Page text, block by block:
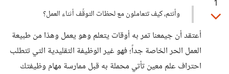
1
وأنتم، كيف تتعاملون مع لحظات التوقّف أثناء العمل؟
أعتقد أن جيمعنا تمر به أوقات يتعلم وهو يعمل وهذا من طبيعة
العمل الحر الخاصة جداً؛ فهو غير الوظيفة التقليدية التي تتطلب
احتراف علم معين تأتي محملة به قبل ممارسة مهام وظيفتك